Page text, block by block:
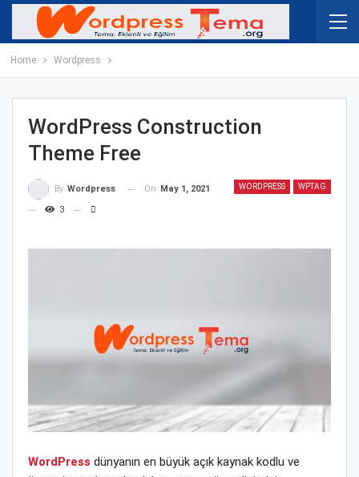
Home Wordpress
WordPress Construction
Theme Free
WORDPRESS WPTAG
By Wordpress On May 1, 2021
3
WordPress dünyanın en büyük açık kaynak kodlu ve